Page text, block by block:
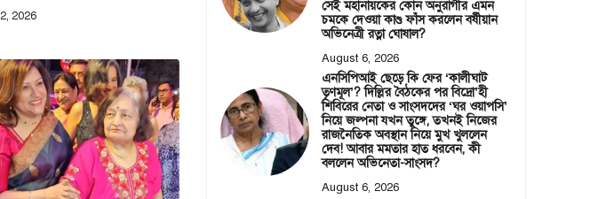
2026
সেই মহানায়কের কোন অনুরাগীর এমন
চমকে দেওয়া কাণ্ড ফাঁস করলেন বর্ষীয়ান
অভিনেত্রী রত্না ঘোষাল?
August 6, 2026
এনসিপিআই ছেড়ে কি ফের ‘কালীঘাট
তৃণমূল’? দিল্লির বৈঠকের পর বিদ্রো’হী
শিবিরের নেতা ও সাংসদদের ‘ঘর ওয়াপসি’
নিয়ে জল্পনা যখন তুঙ্গে, তখনই নিজের
রাজনৈতিক অবস্থান নিয়ে মুখ খুললেন
দেব! আবার মমতার হাত ধরবেন, কী
বললেন অভিনেতা-সাংসদ?
August 6, 2026